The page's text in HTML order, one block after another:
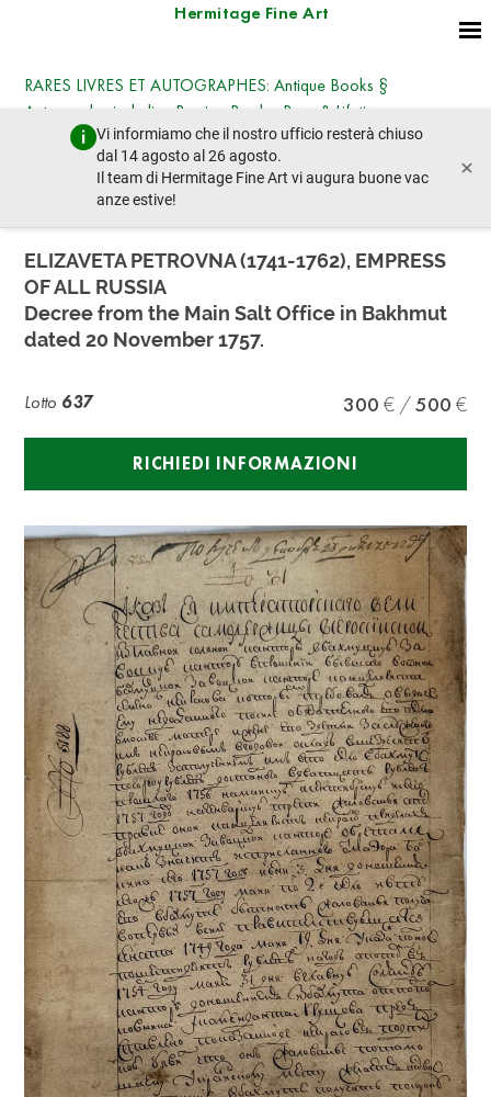
Hermitage Fine Art
Vi informiamo che il nostro ufficio resterà chiuso
dal 14 agosto al 26 agosto.
Il team di Hermitage Fine Art vi augura buone vac
anze estive!
×
RARES LIVRES ET AUTOGRAPHES: Antique Books §
Autographs, including Russian Books, Rare & Lifetime
Editions, Photographs § Works on Paper
giovedì 23 ottobre 2025 - 14:30
lotto precedente
ELIZAVETA PETROVNA (1741-1762), EMPRESS
OF ALL RUSSIA
Decree from the Main Salt Office in Bakhmut
dated 20 November 1757.
Lotto 637 300 500
RICHIEDI INFORMAZIONI